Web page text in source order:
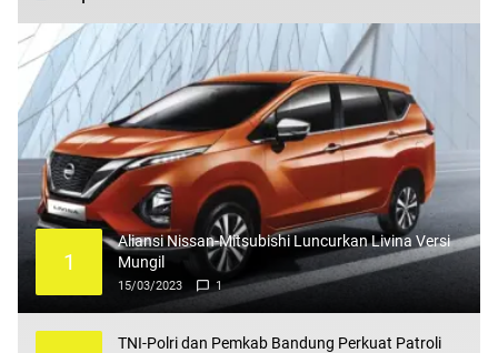
1
Aliansi Nissan-Mitsubishi Luncurkan Livina Versi
Mungil
15/03/2023 1
TNI-Polri dan Pemkab Bandung Perkuat Patroli